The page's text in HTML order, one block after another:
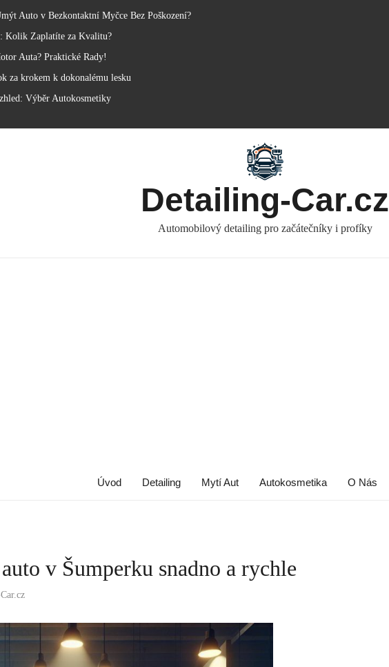
Auto v Bezkontaktní Myčce Bez Poškození?
Kolik Zaplatíte za Kvalitu?
Auta? Praktické Rady!
za krokem k dokonalému lesku
Výběr Autokosmetiky
Detailing-Car.cz
Automobilový detailing pro začátečníky i profíky
Úvod Detailing Mytí Aut Autokosmetika O Nás
v Šumperku snadno a rychle